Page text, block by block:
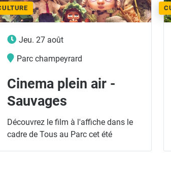
Jeu. 27 août
Parc champeyrard
Cinema plein air -
Sauvages
Découvrez le film à l'affiche dans le
cadre de Tous au Parc cet été